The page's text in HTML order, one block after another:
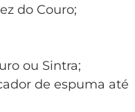
do Couro;
ou Sintra;
de espuma até